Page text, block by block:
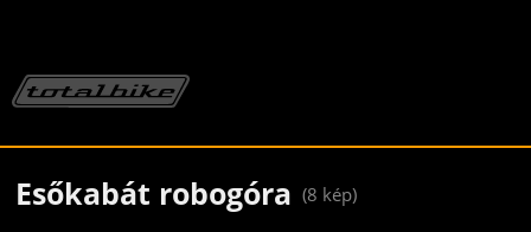
Esőkabát robogóra (8 kép)